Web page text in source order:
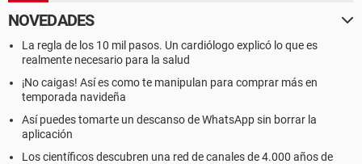
NOVEDADES
La regla de los 10 mil pasos. Un cardiólogo explicó lo que es
realmente necesario para la salud
¡No caigas! Así es como te manipulan para comprar más en
temporada navideña
Así puedes tomarte un descanso de WhatsApp sin borrar la
aplicación
Los científicos descubren una red de canales de 4.000 años de